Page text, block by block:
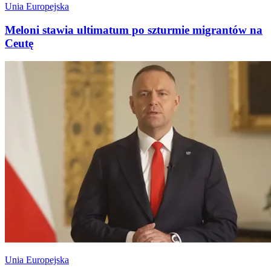
Unia Europejska
Meloni stawia ultimatum po szturmie migrantów na
Ceutę
Unia Europejska